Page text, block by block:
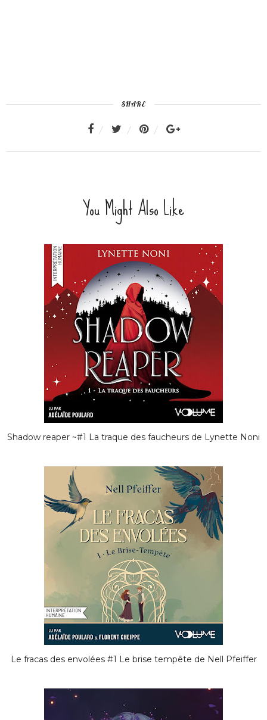
SHARE
You Might Also Like
Shadow reaper ~#1 La traque des faucheurs de Lynette Noni
Le fracas des envolées #1 Le brise tempête de Nell Pfeiffer